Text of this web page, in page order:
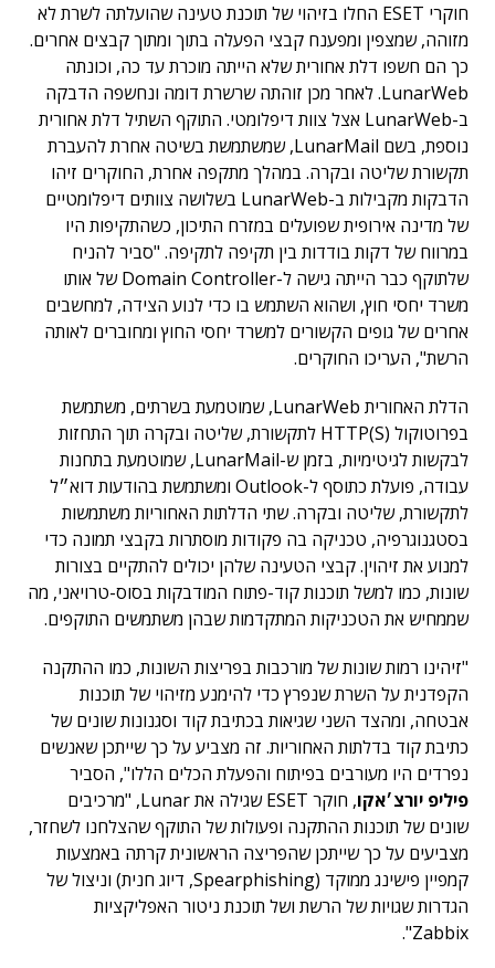
חוקרי ESET החלו בזיהוי של תוכנת טעינה שהועלתה לשרת לא
מזוהה, שמצפין ומפענח קבצי הפעלה בתוך ומתוך קבצים אחרים.
כך הם חשפו דלת אחורית שלא הייתה מוכרת עד כה, וכונתה
LunarWeb. לאחר מכן זוהתה שרשרת דומה ונחשפה הדבקה
ב-LunarWeb אצל צוות דיפלומטי. התוקף השתיל דלת אחורית
נוספת, בשם LunarMail, שמשתמשת בשיטה אחרת להעברת
תקשורת שליטה ובקרה. במהלך מתקפה אחרת, החוקרים זיהו
הדבקות מקבילות ב-LunarWeb בשלושה צוותים דיפלומטיים
של מדינה אירופית שפועלים במזרח התיכון, כשהתקיפות היו
במרווח של דקות בודדות בין תקיפה לתקיפה. "סביר להניח
שלתוקף כבר הייתה גישה ל-Domain Controller של אותו
משרד יחסי חוץ, ושהוא השתמש בו כדי לנוע הצידה, למחשבים
אחרים של גופים הקשורים למשרד יחסי החוץ ומחוברים לאותה
הרשת", העריכו החוקרים.
הדלת האחורית LunarWeb, שמוטמעת בשרתים, משתמשת
בפרוטוקול HTTP(S) לתקשורת, שליטה ובקרה תוך התחזות
לבקשות לגיטימיות, בזמן ש-LunarMail, שמוטמעת בתחנות
עבודה, פועלת כתוסף ל-Outlook ומשתמשת בהודעות דוא״ל
לתקשורת, שליטה ובקרה. שתי הדלתות האחוריות משתמשות
בסטגנוגרפיה, טכניקה בה פקודות מוסתרות בקבצי תמונה כדי
למנוע את זיהוין. קבצי הטעינה שלהן יכולים להתקיים בצורות
שונות, כמו למשל תוכנות קוד-פתוח המודבקות בסוס-טרויאני, מה
שממחיש את הטכניקות המתקדמות שבהן משתמשים התוקפים.
"זיהינו רמות שונות של מורכבות בפריצות השונות, כמו ההתקנה
הקפדנית על השרת שנפרץ כדי להימנע מזיהוי של תוכנות
אבטחה, ומהצד השני שגיאות בכתיבת קוד וסגנונות שונים של
כתיבת קוד בדלתות האחוריות. זה מצביע על כך שייתכן שאנשים
נפרדים היו מעורבים בפיתוח והפעלת הכלים הללו", הסביר
פיליפ יורצ׳אקו
, חוקר ESET שגילה את Lunar, "מרכיבים
שונים של תוכנות ההתקנה ופעולות של התוקף שהצלחנו לשחזר,
מצביעים על כך שייתכן שהפריצה הראשונית קרתה באמצעות
קמפיין פישינג ממוקד (Spearphishing, דיוג חנית) וניצול של
הגדרות שגויות של הרשת ושל תוכנת ניטור האפליקציות
Zabbix".